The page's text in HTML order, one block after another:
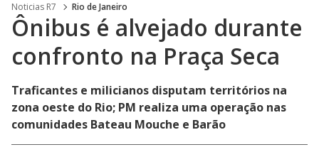
Noticias R7 Rio de Janeiro
Ônibus é alvejado durante
confronto na Praça Seca
Traficantes e milicianos disputam territórios na
zona oeste do Rio; PM realiza uma operação nas
comunidades Bateau Mouche e Barão